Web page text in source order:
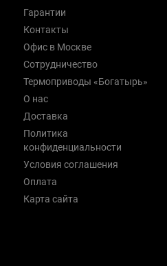
Гарантии
Контакты
Офис в Москве
Сотрудничество
Термоприводы «Богатырь»
О нас
Доставка
Политика
конфиденциальности
Условия соглашения
Оплата
Карта сайта